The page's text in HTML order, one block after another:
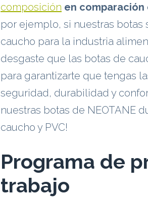
composición en comparación
por ejemplo, si nuestras botas
caucho para la industria
desgaste que las botas de
para garantizarte que tengas
seguridad, durabilidad y
nuestras botas de NEOTANE
caucho y PVC!
Programa de
trabajo